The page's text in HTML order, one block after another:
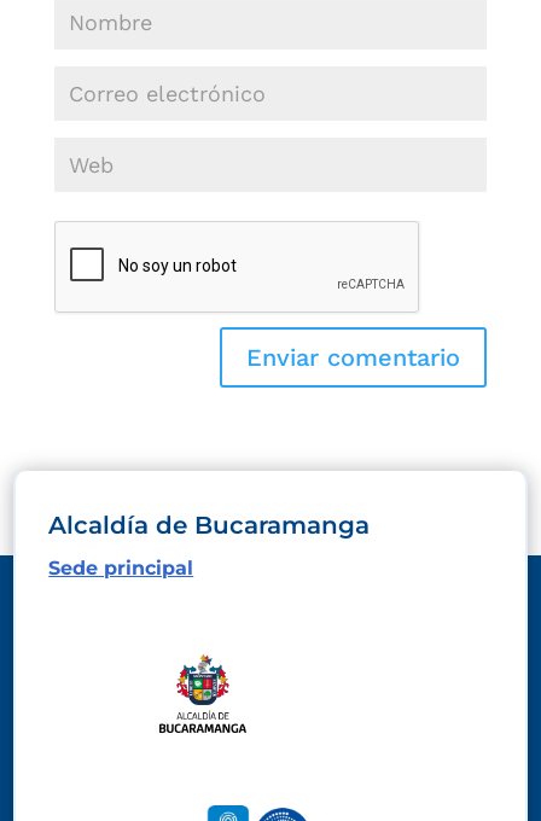
Alcaldía de Bucaramanga
Sede principal